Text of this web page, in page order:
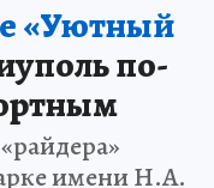
«Уютный
по-
имени Н.А.